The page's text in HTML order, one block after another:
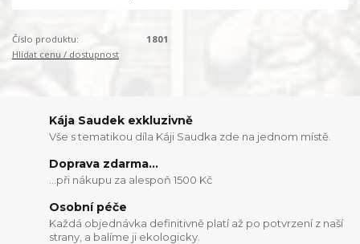
Číslo produktu:
1801
Hlídat cenu / dostupnost
Kája Saudek exkluzivně
Vše s tematikou díla Káji Saudka zde na jednom místě.
Doprava zdarma...
...při nákupu za alespoň 1500 Kč
Osobní péče
Každá objednávka definitivně platí až po potvrzení z naší
strany, a balíme ji ekologicky.